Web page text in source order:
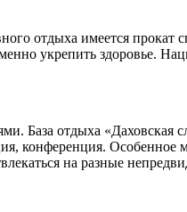
отдыха имеется прокат
укрепить здоровье.
База отдыха «Даховская
конференция. Особенное
на разные